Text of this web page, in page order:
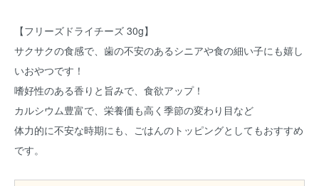
【フリーズドライチーズ 30g】
サクサクの食感で、歯の不安のあるシニアや食の細い子にも嬉し
いおやつです！
嗜好性のある香りと旨みで、食欲アップ！
カルシウム豊富で、栄養価も高く季節の変わり目など
体力的に不安な時期にも、ごはんのトッピングとしてもおすすめ
です。